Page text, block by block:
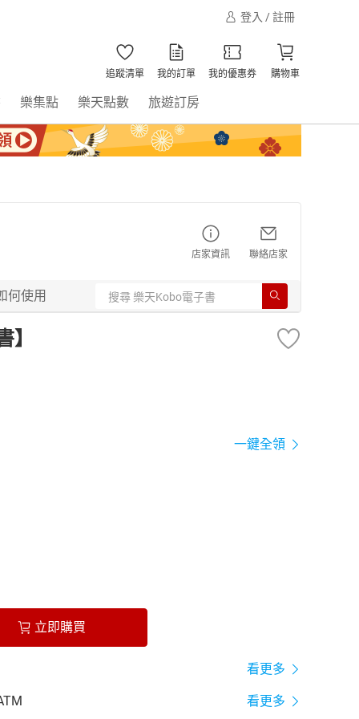
登入 / 註冊
追蹤清單 我的訂單 我的優惠券 購物車
樂集點 樂天點數 旅遊訂房
店家資訊 聯絡店家
何使用
一鍵全領
立即購買
看更多
看更多